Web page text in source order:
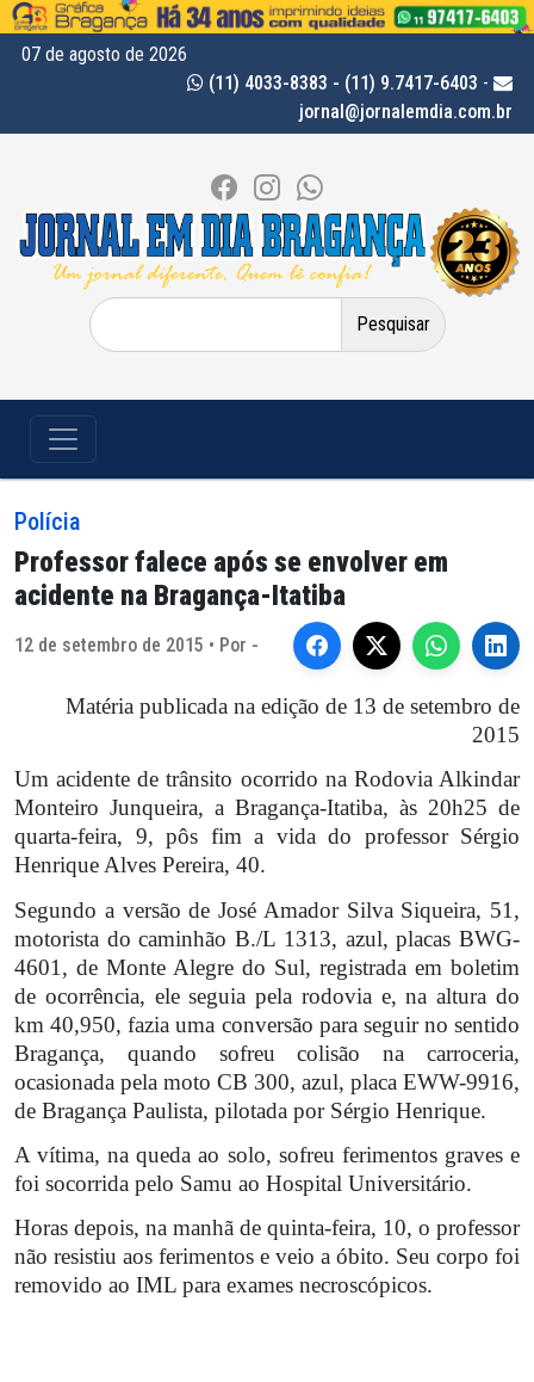
07 de agosto de 2026
(11) 4033-8383 - (11) 9.7417-6403 -
jornal@jornalemdia.com.br
Pesquisar
por:
Polícia
Professor falece após se envolver em
acidente na Bragança-Itatiba
12 de setembro de 2015 • Por -
Matéria publicada na edição de 13 de setembro de
2015
Um acidente de trânsito ocorrido na Rodovia Alkindar
Monteiro Junqueira, a Bragança-Itatiba, às 20h25 de
quarta-feira, 9, pôs fim a vida do professor Sérgio
Henrique Alves Pereira, 40.
Segundo a versão de José Amador Silva Siqueira, 51,
motorista do caminhão B./L 1313, azul, placas BWG-
4601, de Monte Alegre do Sul, registrada em boletim
de ocorrência, ele seguia pela rodovia e, na altura do
km 40,950, fazia uma conversão para seguir no sentido
Bragança, quando sofreu colisão na carroceria,
ocasionada pela moto CB 300, azul, placa EWW-9916,
de Bragança Paulista, pilotada por Sérgio Henrique.
A vítima, na queda ao solo, sofreu ferimentos graves e
foi socorrida pelo Samu ao Hospital Universitário.
Horas depois, na manhã de quinta-feira, 10, o professor
não resistiu aos ferimentos e veio a óbito. Seu corpo foi
removido ao IML para exames necroscópicos.